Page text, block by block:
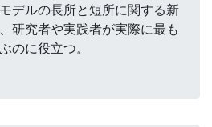
デルの長所と短所に関する新
研究者や実践者が実際に最も
のに役立つ。